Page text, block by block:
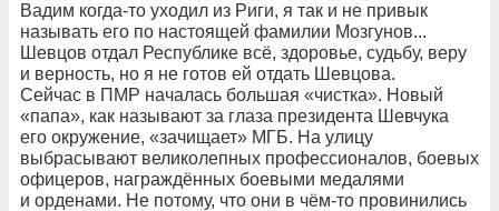
Вадим когда-то уходил из Риги, я так и не привык
называть его по настоящей фамилии Мозгунов...
Шевцов отдал Республике всё, здоровье, судьбу, веру
и верность, но я не готов ей отдать Шевцова.
Сейчас в ПМР началась большая «чистка». Новый
«папа», как называют за глаза президента Шевчука
его окружение, «зачищает» МГБ. На улицу
выбрасывают великолепных профессионалов, боевых
офицеров, награждённых боевыми медалями
и орденами. Не потому, что они в чём-то провинились